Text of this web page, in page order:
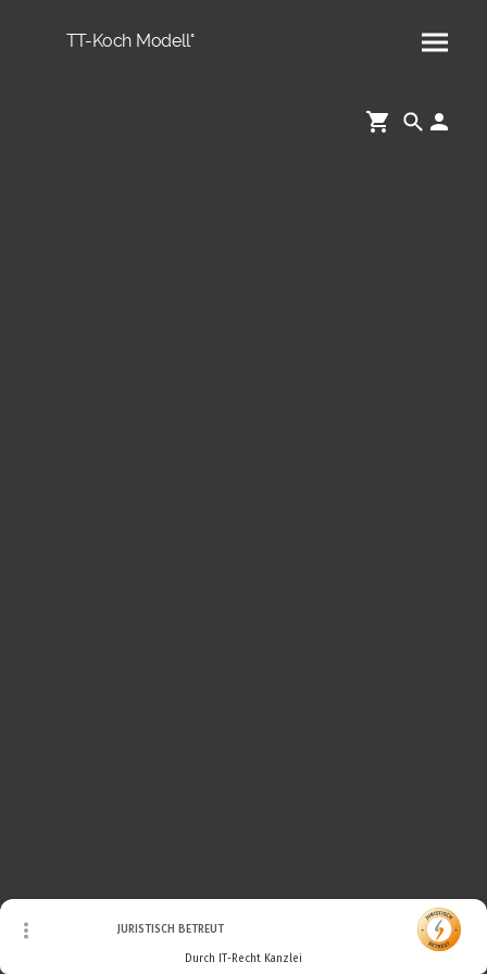
TT-Koch Modell°
JURISTISCH BETREUT
Durch IT-Recht Kanzlei